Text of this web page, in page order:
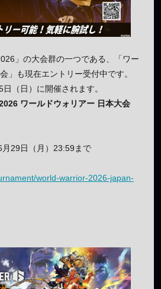
」の大会群の一つである、「ワー
」も現在エントリー受付中です。
（日）に開催されます。
ワールドウォリアー 日本大会
月29日（月）23:59まで
world-warrior-2026-japan-